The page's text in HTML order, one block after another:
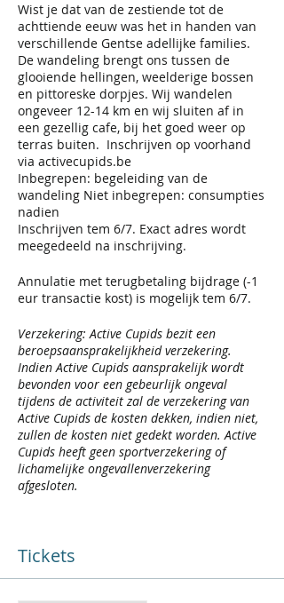
Wist je dat van de zestiende tot de
achttiende eeuw was het in handen van
verschillende Gentse adellijke families.
De wandeling brengt ons tussen de
glooiende hellingen, weelderige bossen
en pittoreske dorpjes. Wij wandelen
ongeveer 12-14 km en wij sluiten af in
een gezellig cafe, bij het goed weer op
terras buiten. Inschrijven op voorhand
via activecupids.be
Inbegrepen: begeleiding van de
wandeling Niet inbegrepen: consumpties
nadien
Inschrijven tem 6/7. Exact adres wordt
meegedeeld na inschrijving.
Annulatie met terugbetaling bijdrage (-1
eur transactie kost) is mogelijk tem 6/7.
Verzekering: Active Cupids bezit een
beroepsaansprakelijkheid verzekering.
Indien Active Cupids aansprakelijk wordt
bevonden voor een gebeurlijk ongeval
tijdens de activiteit zal de verzekering van
Active Cupids de kosten dekken, indien niet,
zullen de kosten niet gedekt worden. Active
Cupids heeft geen sportverzekering of
lichamelijke ongevallenverzekering
afgesloten.
Tickets